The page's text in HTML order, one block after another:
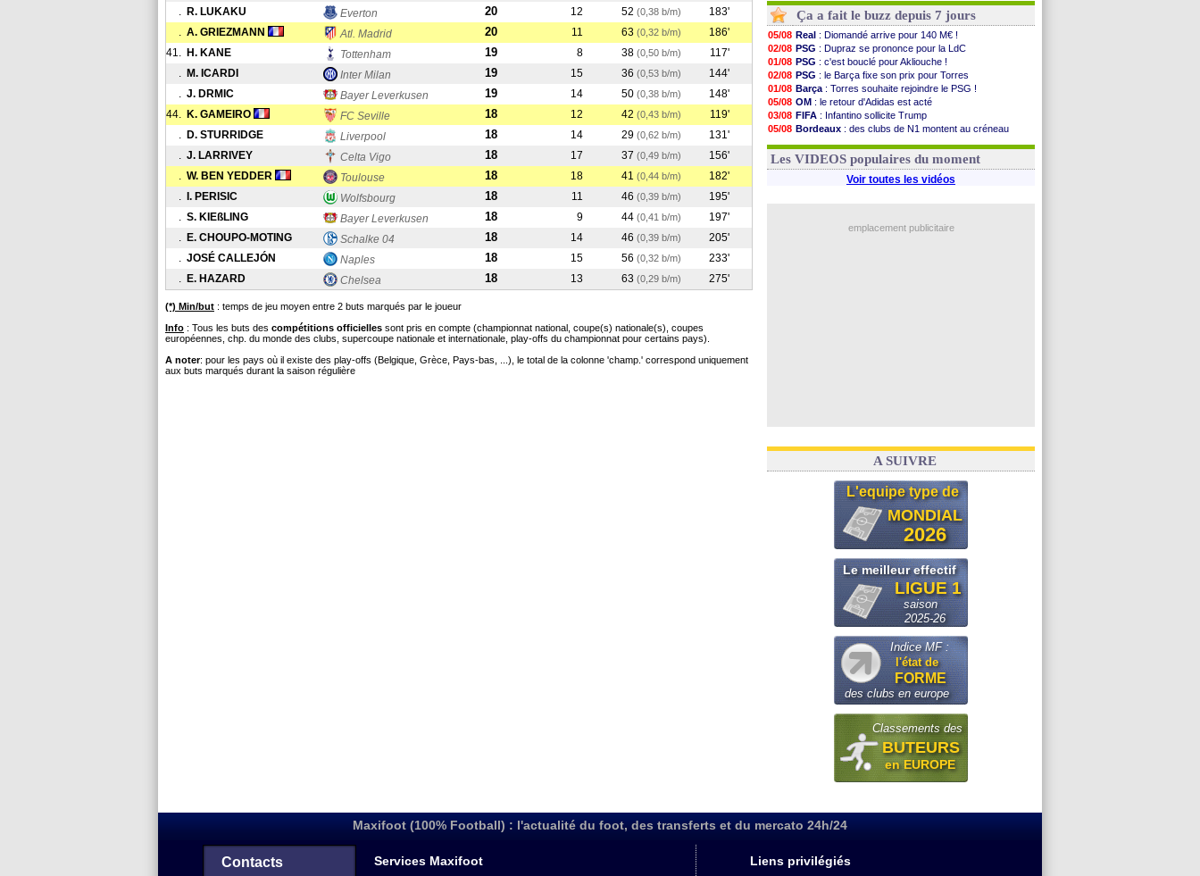
. R. LUKAKU Everton 20 12 52 (0,38 b/m)
183'
. A. GRIEZMANN Atl. Madrid 20 11 63 (0,32 b/m)
186'
41. H. KANE Tottenham 19 8 38 (0,50 b/m)
117'
. M. ICARDI Inter Milan 19 15 36 (0,53 b/m)
144'
. J. DRMIC Bayer Leverkusen 19 14 50 (0,38 b/m)
148'
44. K. GAMEIRO FC Seville 18 12 42 (0,43 b/m)
119'
. D. STURRIDGE Liverpool 18 14 29 (0,62 b/m)
131'
. J. LARRIVEY Celta Vigo 18 17 37 (0,49 b/m)
156'
. W. BEN YEDDER Toulouse 18 18 41 (0,44 b/m)
182'
.
I. PERISIC Wolfsbourg 18 11 46 (0,39 b/m)
195'
. S. KIEßLING Bayer Leverkusen 18 9 44 (0,41 b/m)
197'
. E. CHOUPO-MOTING Schalke 04 18 14 46 (0,39 b/m)
205'
. JOSÉ CALLEJÓN Naples 18 15 56 (0,32 b/m)
233'
. E. HAZARD Chelsea 18 13 63 (0,29 b/m) 275'
(*) Min/but : temps de jeu moyen entre 2 buts marqués par le joueur
Info : Tous les buts des compétitions officielles sont pris en compte (championnat national, coupe(s) nationale(s), coupes
européennes, chp. du monde des clubs, supercoupe nationale et internationale, play-offs du championnat pour certains pays).
A noter: pour les pays où il existe des play-offs (Belgique, Grèce, Pays-bas, ...), le total de la colonne 'champ.' correspond uniquement
aux buts marqués durant la saison régulière
Ça a fait le buzz depuis 7 jours
05/08 Real : Diomandé arrive pour 140 M€ !
02/08 PSG : Dupraz se prononce pour la LdC
01/08 PSG : c'est bouclé pour Akliouche !
02/08 PSG : le Barça fixe son prix pour Torres
01/08 Barça : Torres souhaite rejoindre le PSG !
05/08 OM : le retour d'Adidas est acté
03/08 FIFA : Infantino sollicite Trump
05/08 Bordeaux : des clubs de N1 montent au créneau
03/08 Real: le démenti de Leipzig pour Diomandé
Les VIDEOS populaires du moment
Voir toutes les vidéos
emplacement publicitaire
A SUIVRE
L'equipe type de
MONDIAL
2026
Le meilleur effectif
LIGUE 1
saison
2025-26
Indice MF :
l'état de
FORME
des clubs en europe
Classements des
BUTEURS
en EUROPE
Maxifoot (100% Football) : l'actualité du foot, des transferts et du mercato 24h/24
Contacts Services Maxifoot Liens privilégiés